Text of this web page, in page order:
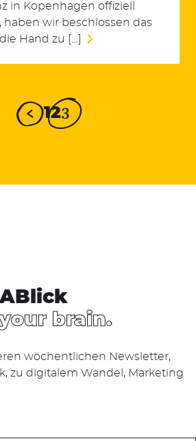
in Kopenhagen offiziell
haben wir beschlossen das
Hand zu […]
123
brain.
wöchentlichen Newsletter,
zu digitalem Wandel, Marketing